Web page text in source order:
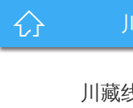

川藏